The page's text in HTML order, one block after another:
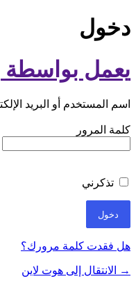
دخول
يعمل
اسم المستخدم أو البريد
كلمة المرور
تذكرني
هل فقدت كلمة مرورك؟
→ الانتقال إلى هوت لاين